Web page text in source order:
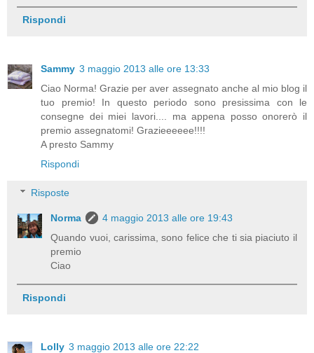
Rispondi
Sammy 3 maggio 2013 alle ore 13:33
Ciao Norma! Grazie per aver assegnato anche al mio blog il
tuo premio! In questo periodo sono presissima con le
consegne dei miei lavori.... ma appena posso onorerò il
premio assegnatomi! Grazieeeeee!!!!
A presto Sammy
Rispondi
Risposte
Norma
4 maggio 2013 alle ore 19:43
Quando vuoi, carissima, sono felice che ti sia piaciuto il
premio
Ciao
Rispondi
Lolly 3 maggio 2013 alle ore 22:22